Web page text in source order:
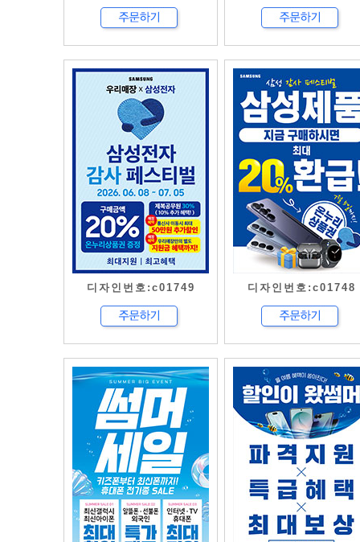
디자인번호:c01749 디자인번호:c01748